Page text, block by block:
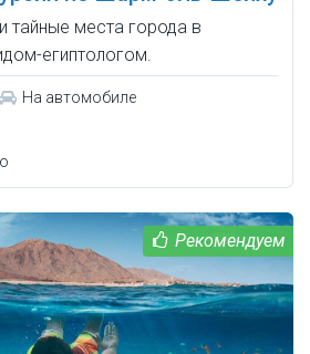
тайные места города в
египтологом.
На автомобиле